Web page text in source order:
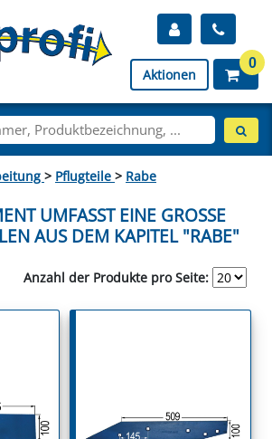
Aktionen
0
> Pflugteile > Rabe
UMFASST EINE GROSSE M
AUS DEM KAPITEL "RABE"
Anzahl der Produkte pro Seite: